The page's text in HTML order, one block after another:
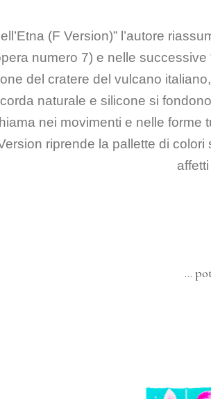
(F Version)” l’autore
numero 7) e nelle successive
del cratere del vulcano
naturale e silicone si
nei movimenti e nelle
riprende la pallette di
…